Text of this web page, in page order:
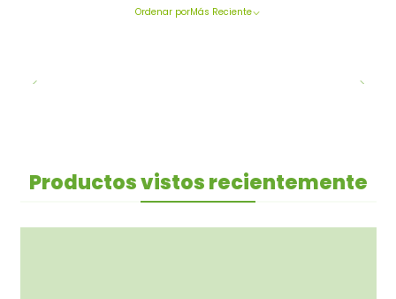
Ordenar porMás Reciente
Productos vistos recientemente